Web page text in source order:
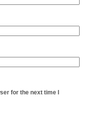
for the next time I